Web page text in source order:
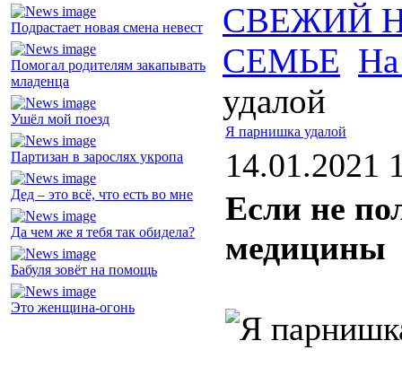
Подрастает новая смена невест
Помогал родителям закапывать
младенца
Ушёл мой поезд
Партизан в зарослях укропа
Дед – это всё, что есть во мне
Да чем же я тебя так обидела?
Бабуля зовёт на помощь
Это женщина-огонь
СВЕЖИЙ
СЕМЬЕ На
удалой
Я парнишка удалой
14.01.2021
Если не
медицины